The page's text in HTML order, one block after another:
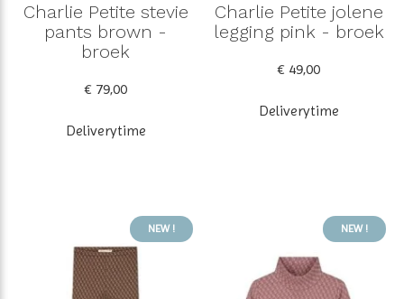
Charlie Petite stevie
pants brown -
broek
€ 79,00
Deliverytime
Charlie Petite jolene
legging pink - broek
€ 49,00
Deliverytime
NEW ! NEW !